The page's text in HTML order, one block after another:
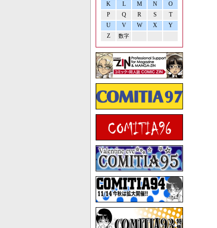
K
L M N
O
P
Q R S
T
U
V W X
Y
Z
数字